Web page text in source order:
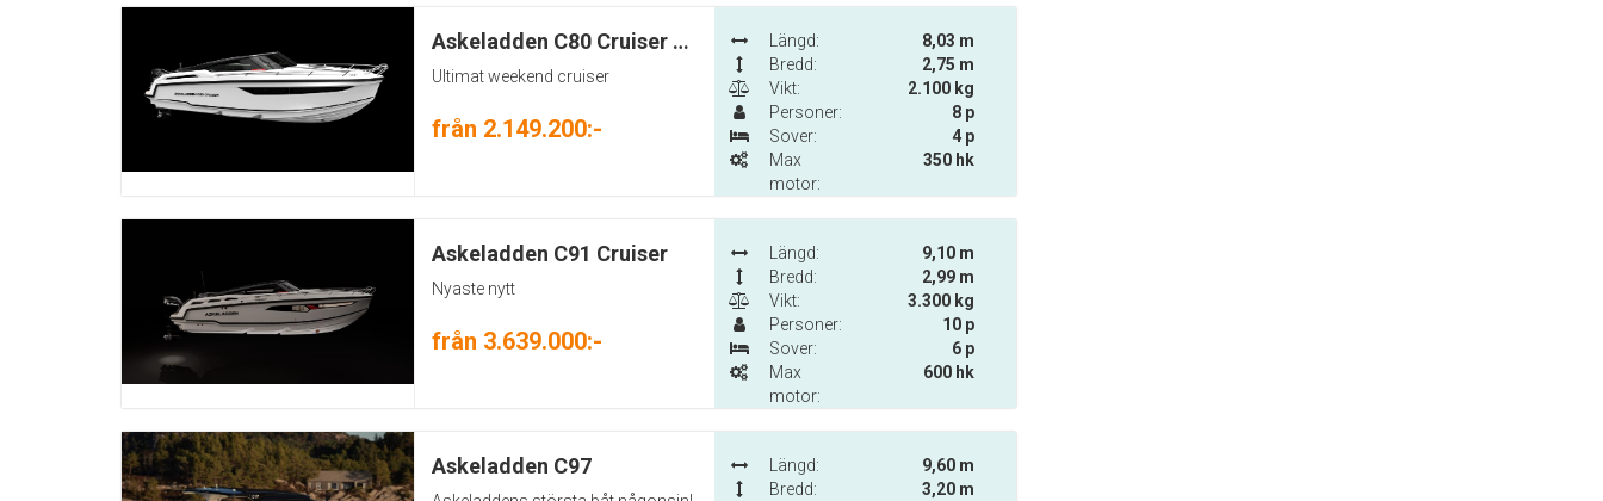
Askeladden C80 Cruiser TSI
Ultimat weekend cruiser
från 2.149.200:-
Längd:
8,03 m
Bredd:
2,75 m
Vikt:
2.100 kg
Personer:
8 p
Sover:
4 p
Max
motor:
350 hk
Askeladden C91 Cruiser
Nyaste nytt
från 3.639.000:-
Längd:
9,10 m
Bredd:
2,99 m
Vikt:
3.300 kg
Personer:
10 p
Sover:
6 p
Max
motor:
600 hk
Askeladden C97 Längd:
9,60 m
Bredd:
3,20 m